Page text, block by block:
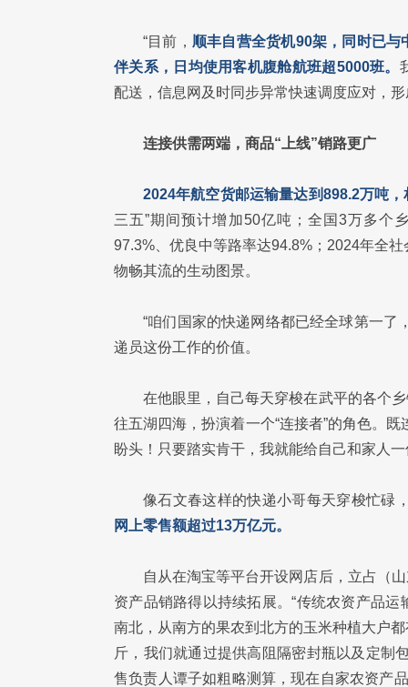
“目前， 顺丰自营全货机90架，同时已
伴关系，日均使用客机腹舱航班超5000班。
配送，信息网及时同步异常快速调度应对，
连接供需两端，商品“上线”销路更广
2024年航空货邮运输量达到898.2万吨
三五”期间预计增加50亿吨；全国3万多个
97.3%、优良中等路率达94.8%；2024年全
物畅其流的生动图景。
“咱们国家的快递网络都已经全球第一了
递员这份工作的价值。
在他眼里，自己每天穿梭在武平的各个
往五湖四海，扮演着一个“连接者”的角色。
盼头！只要踏实肯干，我就能给自己和家人
像石文春这样的快递小哥每天穿梭忙碌
网上零售额超过13万亿元。
自从在淘宝等平台开设网店后，立占（
资产品销路得以持续拓展。“传统农资产品
南北，从南方的果农到北方的玉米种植大户
斤，我们就通过提供高阻隔密封瓶以及定制
售负责人谭子如粗略测算，现在自家农资产